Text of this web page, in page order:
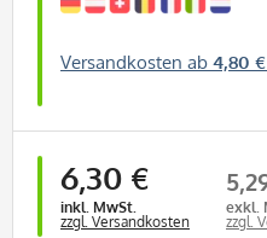
Versandkosten ab 4,80 €
6,30 €
inkl. MwSt.
zzgl. Versandkosten
exkl.
zzgl.